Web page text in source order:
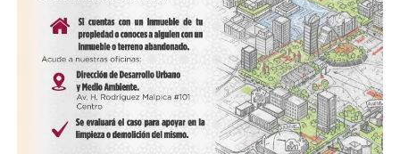
COMPARTE ESTA INFORMACIÓN